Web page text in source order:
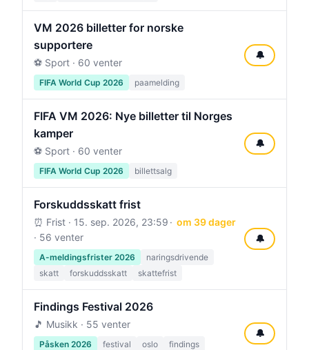
VM 2026 billetter for norske
supportere
⚽ Sport · 60 venter
FIFA World Cup 2026 paamelding
🔔
FIFA VM 2026: Nye billetter til Norges
kamper
⚽ Sport · 60 venter
FIFA World Cup 2026 billettsalg
🔔
Forskuddsskatt frist
⏰ Frist · 15. sep. 2026, 23:59
om 39 dager
· 56 venter
A-meldingsfrister 2026
naringsdrivende
skatt
forskuddsskatt skattefrist
🔔
Findings Festival 2026
🎵 Musikk · 55 venter
Påsken 2026 festival oslo
findings
🔔